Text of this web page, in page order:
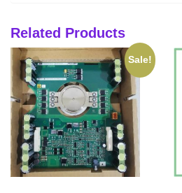
Related Products
Sale!